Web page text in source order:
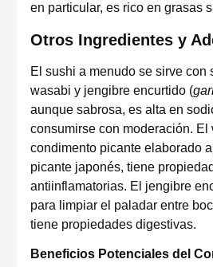
en particular, es rico en grasas
Otros Ingredientes y
El sushi a menudo se sirve con
wasabi y jengibre encurtido (
aunque sabrosa, es alta en
consumirse con moderación. El
condimento picante elaborado
picante japonés, tiene
antiinflamatorias. El jengibre
para limpiar el paladar entre
tiene propiedades digestivas.
Beneficios Potenciales del